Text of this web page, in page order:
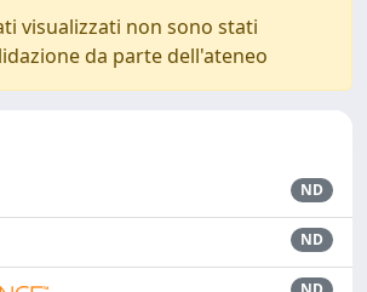
visualizzati non sono stati
da parte dell'ateneo
ND
ND